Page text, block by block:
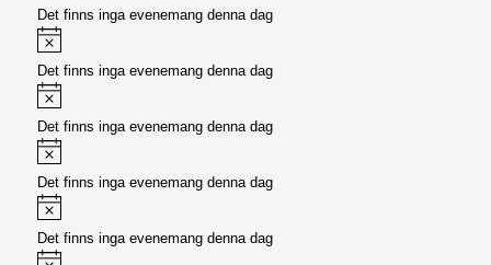
Det finns inga evenemang denna dag
Det finns inga evenemang denna dag
Det finns inga evenemang denna dag
Det finns inga evenemang denna dag
Det finns inga evenemang denna dag